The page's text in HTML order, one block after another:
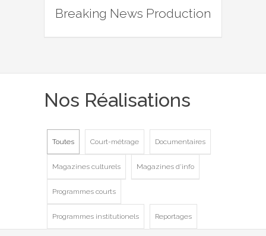
Breaking News Production
Nos Réalisations
Toutes Court-métrage Documentaires
Magazines culturels Magazines d'info
Programmes courts
Programmes institutionels Reportages